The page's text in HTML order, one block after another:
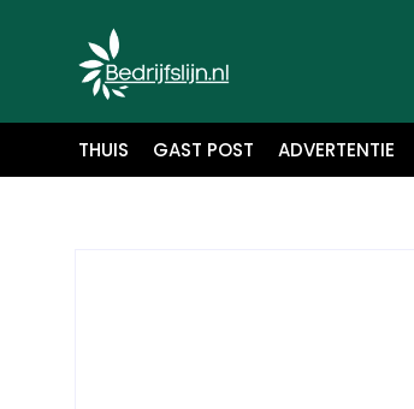
THUIS GAST POST ADVERTENTIE